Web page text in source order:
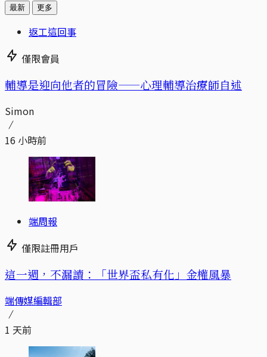
最新 更多
返工這回事
僅限會員
輔導是迎向他者的冒險——心理輔導治療師自述
Simon
16 小時前
端周報
僅限註冊用戶
這一週，不漏讀：「世界盃私有化」金權風暴
端傳媒編輯部
1 天前